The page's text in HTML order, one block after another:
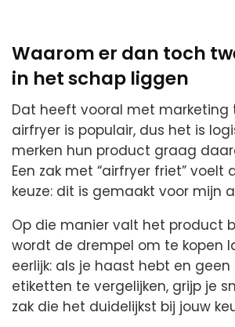
Waarom er dan toch
in het schap liggen
Dat heeft vooral met marketing
airfryer is populair, dus het is
merken hun product graag
Een zak met “airfryer friet” voelt
keuze: dit is gemaakt voor mijn
Op die manier valt het product
wordt de drempel om te kopen
eerlijk: als je haast hebt en geen
etiketten te vergelijken, grijp je
zak die het duidelijkst bij jouw